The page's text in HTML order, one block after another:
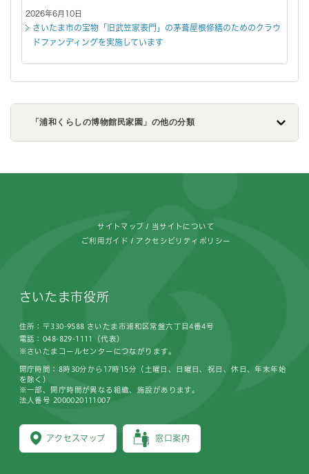
2026年6月10日
さいたま市の宝物「旧武笠家表門」の茅葺屋根修繕のためのクラウ
ドファンディングを実施しています
「浦和くらしの博物館民家園」の他の分類
サイトマップ 当サイトについて
ご利用ガイド アクセシビリティポリシー
さいたま市役所
住所：〒330-9588 さいたま市浦和区常盤六丁目4番4号
電話：048-829-1111（代表）
※さいたまコールセンターにつながります。
アクセスマップ 窓口案内
開庁時間：8時30分から17時15分（土曜日、日曜日、祝日、休日、年末年始
を除く）
※一部、開庁時間が異なる組織、施設があります。
法人番号 2000020111007